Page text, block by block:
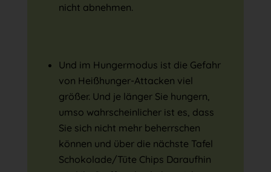
nicht abnehmen.
Und im Hungermodus ist die Gefahr
von Heißhunger-Attacken viel
größer. Und je länger Sie hungern,
umso wahrscheinlicher ist es, dass
Sie sich nicht mehr beherrschen
können und über die nächste Tafel
Schokolade/Tüte Chips Daraufhin